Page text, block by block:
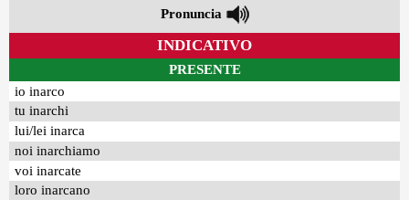
Pronuncia
INDICATIVO
PRESENTE
io inarco
tu inarchi
lui/lei inarca
noi inarchiamo
voi inarcate
loro inarcano